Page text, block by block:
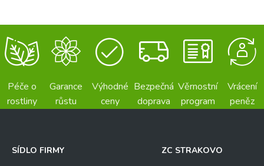
Péče o
rostliny
Garance
růstu
Výhodné
ceny
Bezpečná
doprava
Věrnostní
program
Vrácení
peněz
SÍDLO FIRMY
ZC STRAKOVO